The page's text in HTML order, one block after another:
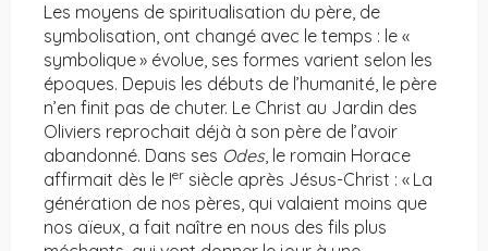
Les moyens de spiritualisation du père, de
symbolisation, ont changé avec le temps : le «
symbolique » évolue, ses formes varient selon les
époques. Depuis les débuts de l’humanité, le père
n’en finit pas de chuter. Le Christ au Jardin des
Oliviers reprochait déjà à son père de l’avoir
abandonné. Dans ses Odes, le romain Horace
affirmait dès le Ier siècle après Jésus-Christ : « La
génération de nos pères, qui valaient moins que
nos aïeux, a fait naître en nous des fils plus